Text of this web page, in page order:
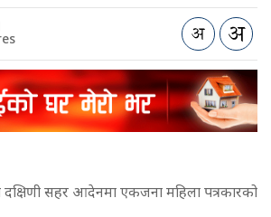
सहर आदेनमा एकजना महिला पत्रकारको